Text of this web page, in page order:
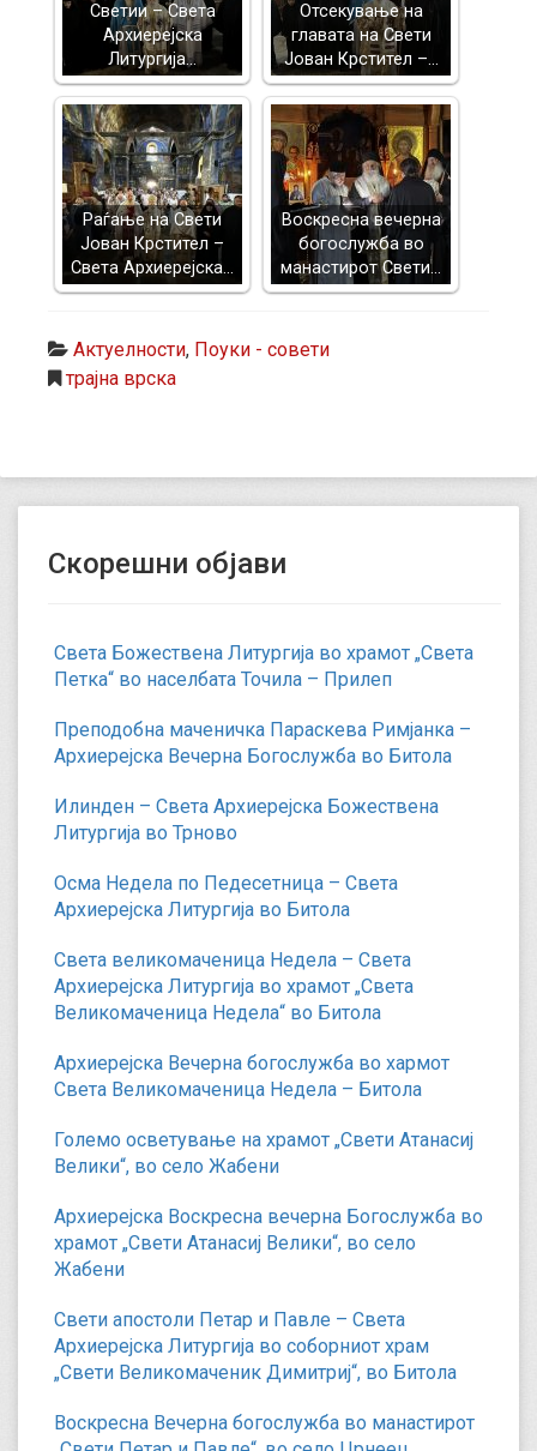
Светии – Света
Архиерејска
Литургија…
Отсекување на
главата на Свети
Јован Крстител –…
Раѓање на Свети
Јован Крстител –
Света Архиерејска…
Воскресна вечерна
богослужба во
манастирот Свети…
Актуелности, Поуки - совети
трајна врска
Скорешни објави
Света Божествена Литургија во храмот „Света
Петка“ во населбата Точила – Прилеп
Преподобна маченичка Параскева Римјанка –
Архиерејска Вечерна Богослужба во Битола
Илинден – Света Архиерејска Божествена
Литургија во Трново
Осма Недела по Педесетница – Света
Архиерејска Литургија во Битола
Света великомаченица Недела – Света
Архиерејска Литургија во храмот „Света
Великомаченица Недела“ во Битола
Архиерејска Вечерна богослужба во хармот
Света Великомаченица Недела – Битола
Големо осветување на храмот „Свети Атанасиј
Велики“, во село Жабени
Архиерејска Воскресна вечерна Богослужба во
храмот „Свети Атанасиј Велики“, во село
Жабени
Свети апостоли Петар и Павле – Света
Архиерејска Литургија во соборниот храм
„Свети Великомаченик Димитриј“, во Битола
Воскресна Вечерна богослужба во манастирот